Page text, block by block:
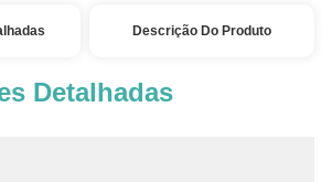
Descrição Do Produto
Detalhadas